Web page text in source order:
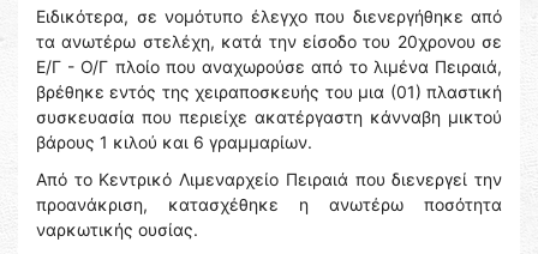
Ειδικότερα, σε νομότυπο έλεγχο που διενεργήθηκε από
τα ανωτέρω στελέχη, κατά την είσοδο του 20χρονου σε
Ε/Γ - Ο/Γ πλοίο που αναχωρούσε από το λιμένα Πειραιά,
βρέθηκε εντός της χειραποσκευής του μια (01) πλαστική
συσκευασία που περιείχε ακατέργαστη κάνναβη μικτού
βάρους 1 κιλού και 6 γραμμαρίων.
Από το Κεντρικό Λιμεναρχείο Πειραιά που διενεργεί την
προανάκριση, κατασχέθηκε η ανωτέρω ποσότητα
ναρκωτικής ουσίας.